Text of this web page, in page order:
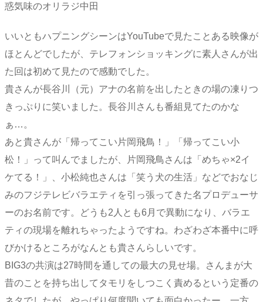
惑気味のオリラジ中田
いいともハプニングシーンはYouTubeで見たことある映像が
ほとんどでしたが、テレフォンショッキングに素人さんが出
た回は初めて見たので感動でした。
貴さんが長谷川（元）アナの名前を出したときの場の凍りつ
きっぷりに笑いました。長谷川さんも番組見てたのかな
ぁ…。
あと貴さんが「帰ってこい片岡飛鳥！」「帰ってこい小
松！」って叫んでましたが、片岡飛鳥さんは「めちゃ×2イ
ケてる！」、小松純也さんは「笑う犬の生活」などでおなじ
みのフジテレビバラエティを引っ張ってきた名プロデューサ
ーのお名前です。どうも2人とも6月で異動になり、バラエ
ティの現場を離れちゃったようですね。わざわざ本番中に呼
びかけるところがなんとも貴さんらしいです。
BIG3の共演は27時間を通しての最大の見せ場。さんまが大
昔のことを持ち出してタモリをしつこく責めるという定番の